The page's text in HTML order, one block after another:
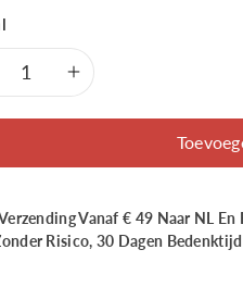
Aantal
verhogen
Vanaf € 49 Naar NL En
Risico, 30 Dagen